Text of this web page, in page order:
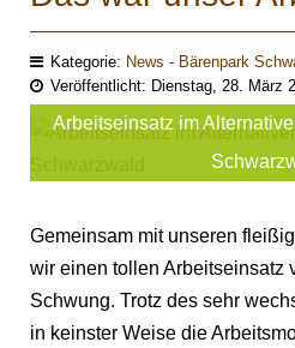
Kategorie: News - Bärenpark
Veröffentlicht: Dienstag, 28. März
Arbeitseinsatz im
Gemeinsam mit unseren
wir einen tollen Arbeitseinsatz
Schwung. Trotz des sehr
in keinster Weise die